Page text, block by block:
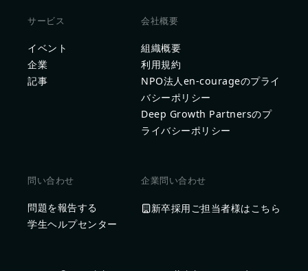
サービス
イベント
企業
記事
会社概要
組織概要
利用規約
NPO法人en-courageのプライ
バシーポリシー
Deep Growth Partnersのプ
ライバシーポリシー
問い合わせ
問題を報告する
学生ヘルプセンター
企業問い合わせ
新卒採用ご担当者様はこちら